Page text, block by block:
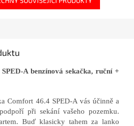
A benzínová sekačka, ruční +
Comfort 46.4 SPED-A vás účinně a
při sekání vašeho pozemku.
Buď klasicky tahem za lanko